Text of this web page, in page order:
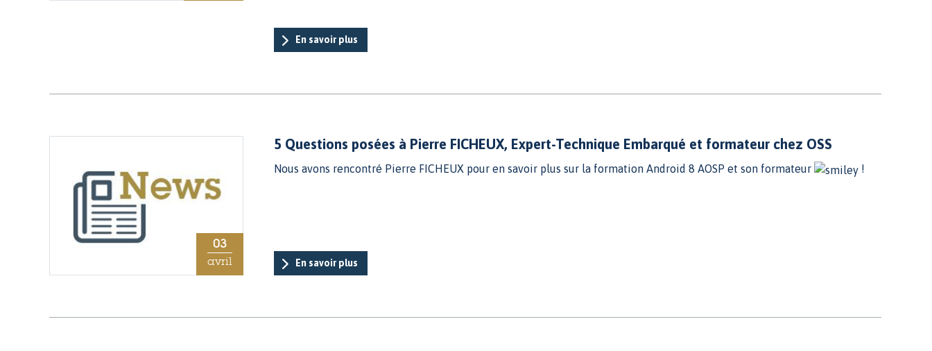
En savoir plus
03
avril
5 Questions posées à Pierre FICHEUX, Expert-Technique Embarqué et formateur chez OSS
Nous avons rencontré Pierre FICHEUX pour en savoir plus sur la formation Android 8 AOSP et son formateur !
En savoir plus